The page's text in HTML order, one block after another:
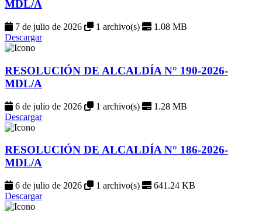
MDL/A
7 de julio de 2026 1 archivo(s)
1.08 MB
Descargar
RESOLUCIÓN DE ALCALDÍA N° 190-2026-
MDL/A
6 de julio de 2026 1 archivo(s)
1.28 MB
Descargar
RESOLUCIÓN DE ALCALDÍA N° 186-2026-
MDL/A
6 de julio de 2026 1 archivo(s)
641.24 KB
Descargar